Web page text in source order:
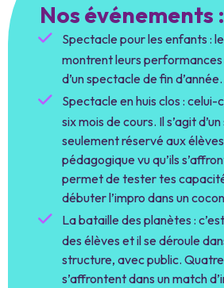
Nos événements :
Spectacle pour les enfants :
montrent leurs performances
d’un spectacle de fin d’année.
Spectacle en huis clos :
six mois de cours. Il s’agit
seulement réservé aux
pédagogique vu qu’ils
permet de tester tes
débuter l’impro dans un
La bataille des planètes :
des élèves et il se déroule
structure, avec public.
s’affrontent dans un match